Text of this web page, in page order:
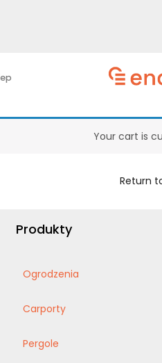
Your cart is
Return
Produkty
Ogrodzenia
Carporty
Pergole